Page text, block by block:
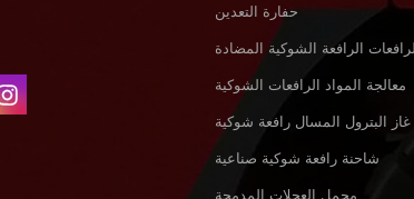
حفارة التعدين
الرافعة الشوكية المضادة
معالجة المواد الرافعات الشوكية
غاز البترول المسال رافعة شوكية
شاحنة رافعة شوكية صناعية